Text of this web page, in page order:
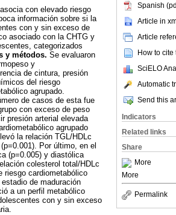
Spanish
Article in
Article
How to cite
SciELO
Automatic
Send this
Indicators
Related links
Share
More
More
Permalink
con elevado riesgo
información sobre si la
con y sin exceso de
asociado con la CHTG y
categorizados
y métodos. Se evaluaron
y
de cintura, presión
del riesgo
agrupado.
de casos de esta fue
con exceso de peso
presión arterial elevada
agrupado
la relación TGL/HDLc
Por último, en el
(p=0.005) y diastólica
colesterol total/HDLc
riesgo cardiometabólico
de maduración
a un perfil metabólico
con y sin exceso